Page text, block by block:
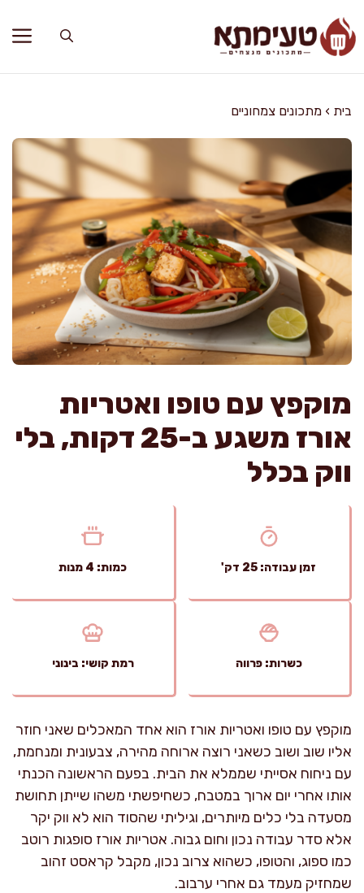
לתוכן
בית › מתכונים צמחוניים
מוקפץ עם טופו ואטריות
אורז משגע ב-25 דקות, בלי
ווק בכלל
זמן עבודה: 25 דק' כמות: 4 מנות
כשרות: פרווה רמת קושי: בינוני
מוקפץ עם טופו ואטריות אורז הוא אחד המאכלים שאני חוזר
אליו שוב ושוב כשאני רוצה ארוחה מהירה, צבעונית ומנחמת,
עם ניחוח אסייתי שממלא את הבית. בפעם הראשונה הכנתי
אותו אחרי יום ארוך במטבח, כשחיפשתי משהו שייתן תחושת
מסעדה בלי כלים מיותרים, וגיליתי שהסוד הוא לא ווק יקר
אלא סדר עבודה נכון וחום גבוה. אטריות אורז סופגות רוטב
כמו ספוג, והטופו, כשהוא צרוב נכון, מקבל קראסט זהוב
שמחזיק מעמד גם אחרי ערבוב.